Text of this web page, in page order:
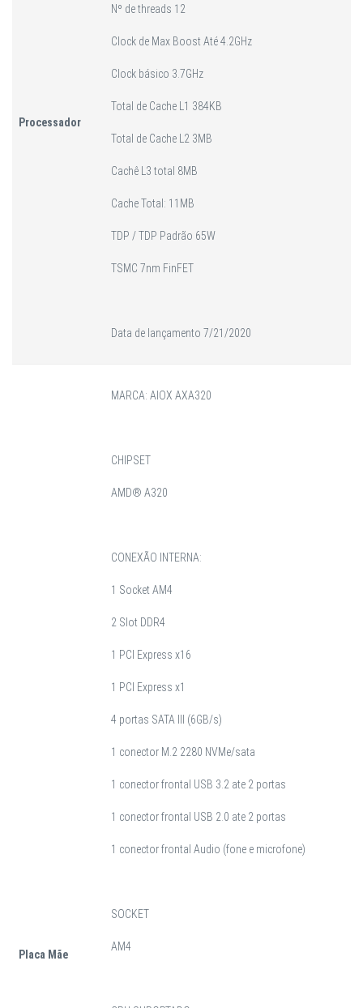
Processador
Nº de threads 12
Clock de Max Boost Até 4.2GHz
Clock básico 3.7GHz
Total de Cache L1 384KB
Total de Cache L2 3MB
Cachê L3 total 8MB
Cache Total: 11MB
TDP / TDP Padrão 65W
TSMC 7nm FinFET
Data de lançamento 7/21/2020
Placa Mãe
MARCA: AIOX AXA320
CHIPSET
AMD® A320
CONEXÃO INTERNA:
1 Socket AM4
2 Slot DDR4
1 PCI Express x16
1 PCI Express x1
4 portas SATA III (6GB/s)
1 conector M.2 2280 NVMe/sata
1 conector frontal USB 3.2 ate 2 portas
1 conector frontal USB 2.0 ate 2 portas
1 conector frontal Audio (fone e microfone)
SOCKET
AM4